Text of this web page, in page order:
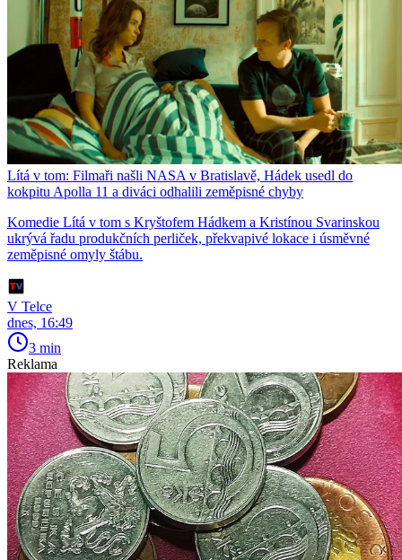
Lítá v tom: Filmaři našli NASA v Bratislavě, Hádek usedl do
kokpitu Apolla 11 a diváci odhalili zeměpisné chyby
Komedie Lítá v tom s Kryštofem Hádkem a Kristínou Svarinskou
ukrývá řadu produkčních perliček, překvapivé lokace i úsměvné
zeměpisné omyly štábu.
V Telce
dnes, 16:49
3 min
Reklama